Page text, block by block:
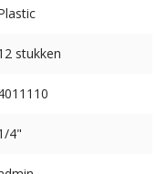
stukken
4"